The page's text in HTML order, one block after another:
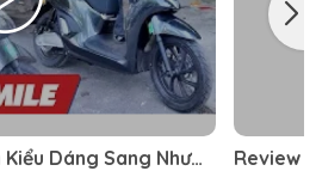
Dáng Sang Như
Review